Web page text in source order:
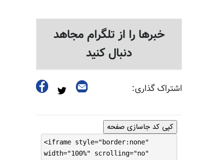
خبرها را از تلگرام مجاهد
دنبال کنید
اشتراک گذاری:
کپی کد جاسازی صفحه
<iframe style="border:none"
width="100%" scrolling="no"